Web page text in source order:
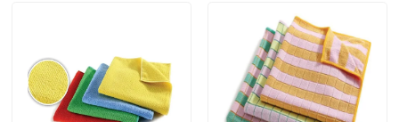
Recycelte Polyester-Stapelfaser
Polypropylen-Stapelfaser